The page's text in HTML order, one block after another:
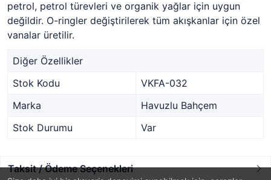
petrol, petrol türevleri ve organik yağlar için uygun
değildir. O-ringler değiştirilerek tüm akışkanlar için özel
vanalar üretilir.
Diğer Özellikler
Stok Kodu
VKFA-032
Marka
Havuzlu Bahçem
Stok Durumu
Var
Taksit / Ödeme Seçenekleri